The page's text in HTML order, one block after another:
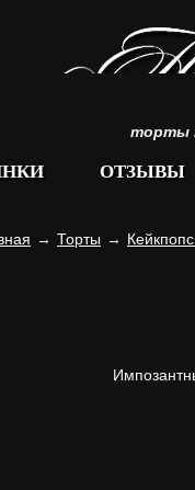
торты
ОТЗЫВЫ
→ Торты →